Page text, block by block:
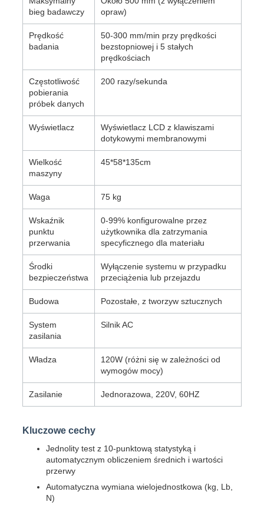
bieg badawczy
opraw)
Prędkość
badania
50-300 mm/min przy prędkości
bezstopniowej i 5 stałych
prędkościach
Częstotliwość
pobierania
próbek danych
200 razy/sekunda
Wyświetlacz
Wyświetlacz LCD z klawiszami
dotykowymi membranowymi
Wielkość
maszyny
45*58*135cm
Waga 75 kg
Wskaźnik
punktu
przerwania
0-99% konfigurowalne przez
użytkownika dla zatrzymania
specyficznego dla materiału
Środki
bezpieczeństwa
Wyłączenie systemu w przypadku
przeciążenia lub przejazdu
Budowa Pozostałe, z tworzyw sztucznych
System
zasilania
Silnik AC
Władza
120W (różni się w zależności od
wymogów mocy)
Zasilanie Jednorazowa, 220V, 60HZ
Kluczowe cechy
Jednolity test z 10-punktową statystyką i
automatycznym obliczeniem średnich i wartości
przerwy
Automatyczna wymiana wielojednostkowa (kg, Lb,
N)